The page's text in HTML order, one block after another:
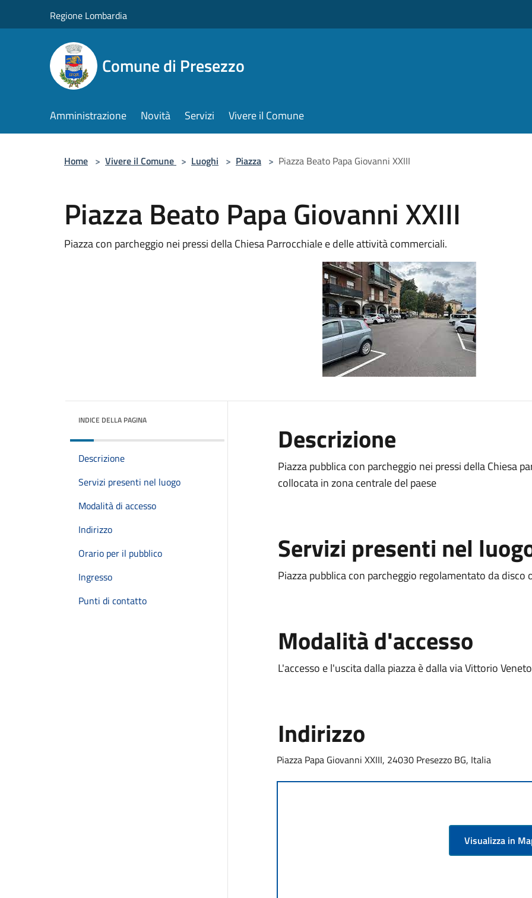
Regione Lombardia
Comune di Presezzo
Amministrazione Novità Servizi Vivere il Comune
Home > Vivere il Comune > Luoghi > Piazza > Piazza Beato Papa Giovanni XXIII
Piazza Beato Papa Giovanni XXIII
Piazza con parcheggio nei pressi della Chiesa Parrocchiale e delle attività commerciali.
INDICE DELLA PAGINA
Descrizione
Servizi presenti nel luogo
Modalità di accesso
Indirizzo
Orario per il pubblico
Ingresso
Punti di contatto
Descrizione
Piazza pubblica con parcheggio nei pressi della Chiesa
collocata in zona centrale del paese
Servizi presenti nel
Piazza pubblica con parcheggio regolamentato da
Modalità d'accesso
L'accesso e l'uscita dalla piazza è dalla via Vittorio
Indirizzo
Piazza Papa Giovanni XXIII, 24030 Presezzo BG, Italia
Visualizza in